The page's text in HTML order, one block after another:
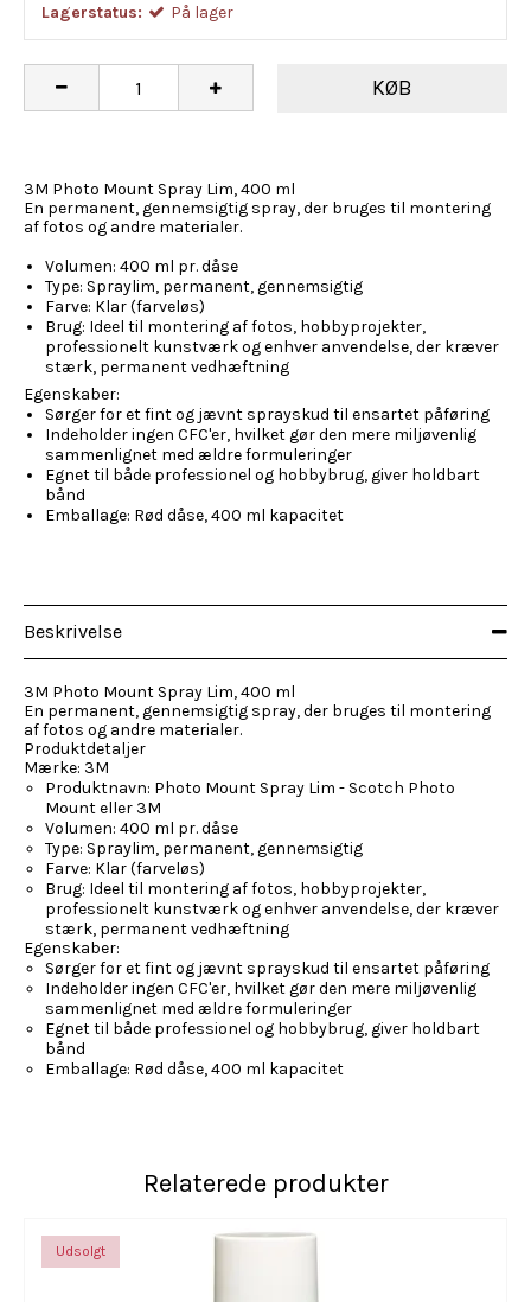
Lagerstatus: På lager
KØB
3M Photo Mount Spray Lim, 400 ml
En permanent, gennemsigtig spray, der bruges til montering
af fotos og andre materialer.
Volumen: 400 ml pr. dåse
Type: Spraylim, permanent, gennemsigtig
Farve: Klar (farveløs)
Brug: Ideel til montering af fotos, hobbyprojekter,
professionelt kunstværk og enhver anvendelse, der kræver
stærk, permanent vedhæftning
Egenskaber:
Sørger for et fint og jævnt sprayskud til ensartet påføring
Indeholder ingen CFC'er, hvilket gør den mere miljøvenlig
sammenlignet med ældre formuleringer
Egnet til både professionel og hobbybrug, giver holdbart
bånd
Emballage: Rød dåse, 400 ml kapacitet
Beskrivelse
3M Photo Mount Spray Lim, 400 ml
En permanent, gennemsigtig spray, der bruges til montering
af fotos og andre materialer.
Produktdetaljer
Mærke: 3M
Produktnavn: Photo Mount Spray Lim - Scotch Photo
Mount eller 3M
Volumen: 400 ml pr. dåse
Type: Spraylim, permanent, gennemsigtig
Farve: Klar (farveløs)
Brug: Ideel til montering af fotos, hobbyprojekter,
professionelt kunstværk og enhver anvendelse, der kræver
stærk, permanent vedhæftning
Egenskaber:
Sørger for et fint og jævnt sprayskud til ensartet påføring
Indeholder ingen CFC'er, hvilket gør den mere miljøvenlig
sammenlignet med ældre formuleringer
Egnet til både professionel og hobbybrug, giver holdbart
bånd
Emballage: Rød dåse, 400 ml kapacitet
Relaterede produkter
Udsolgt